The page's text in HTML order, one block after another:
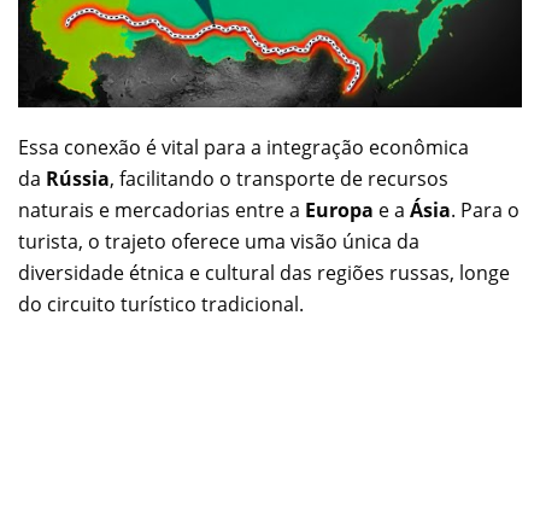
Essa conexão é vital para a integração econômica
da Rússia, facilitando o transporte de recursos
naturais e mercadorias entre a Europa e a Ásia. Para o
turista, o trajeto oferece uma visão única da
diversidade étnica e cultural das regiões russas, longe
do circuito turístico tradicional.